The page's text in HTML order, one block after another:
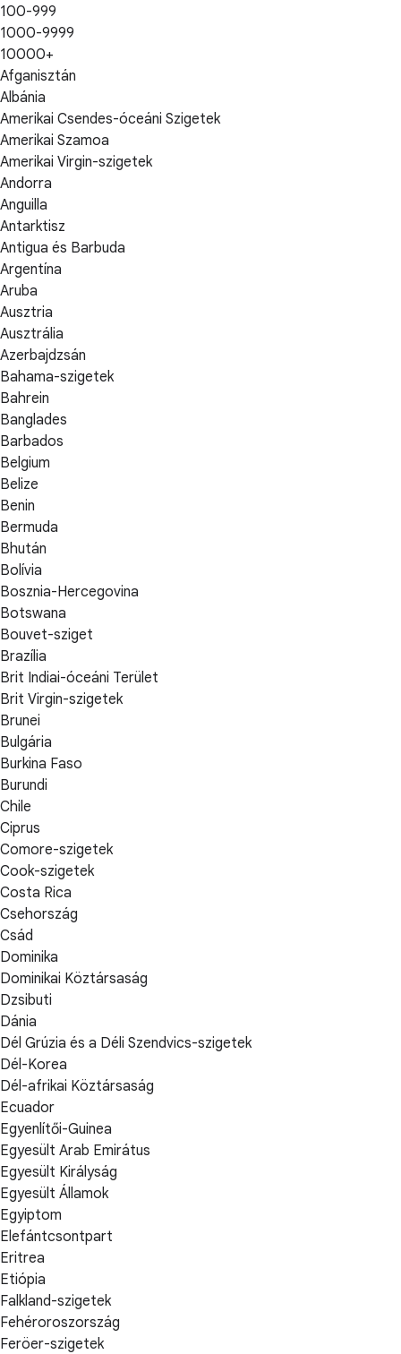
100-999
1000-9999
10000+
Afganisztán
Albánia
Amerikai Csendes-óceáni Szigetek
Amerikai Szamoa
Amerikai Virgin-szigetek
Andorra
Anguilla
Antarktisz
Antigua és Barbuda
Argentína
Aruba
Ausztria
Ausztrália
Azerbajdzsán
Bahama-szigetek
Bahrein
Banglades
Barbados
Belgium
Belize
Benin
Bermuda
Bhután
Bolívia
Bosznia-Hercegovina
Botswana
Bouvet-sziget
Brazília
Brit Indiai-óceáni Terület
Brit Virgin-szigetek
Brunei
Bulgária
Burkina Faso
Burundi
Chile
Ciprus
Comore-szigetek
Cook-szigetek
Costa Rica
Csehország
Csád
Dominika
Dominikai Köztársaság
Dzsibuti
Dánia
Dél Grúzia és a Déli Szendvics-szigetek
Dél-Korea
Dél-afrikai Köztársaság
Ecuador
Egyenlítői-Guinea
Egyesült Arab Emirátus
Egyesült Királyság
Egyesült Államok
Egyiptom
Elefántcsontpart
Eritrea
Etiópia
Falkland-szigetek
Fehéroroszország
Feröer-szigetek